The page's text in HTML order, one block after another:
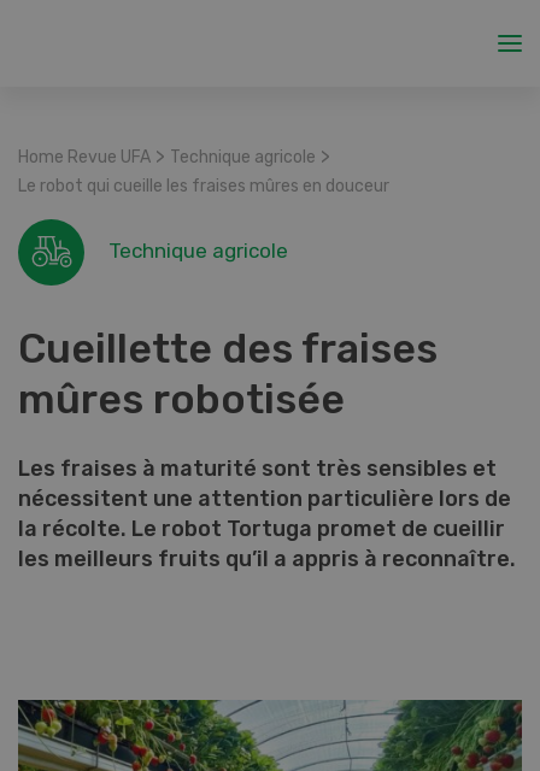
Home Revue UFA > Technique agricole >
Le robot qui cueille les fraises mûres en douceur
Technique agricole
Cueillette des fraises
mûres robotisée
Les fraises à maturité sont très sensibles et
nécessitent une attention particulière lors de
la récolte. Le robot Tortuga promet de cueillir
les meilleurs fruits qu’il a appris à reconnaître.